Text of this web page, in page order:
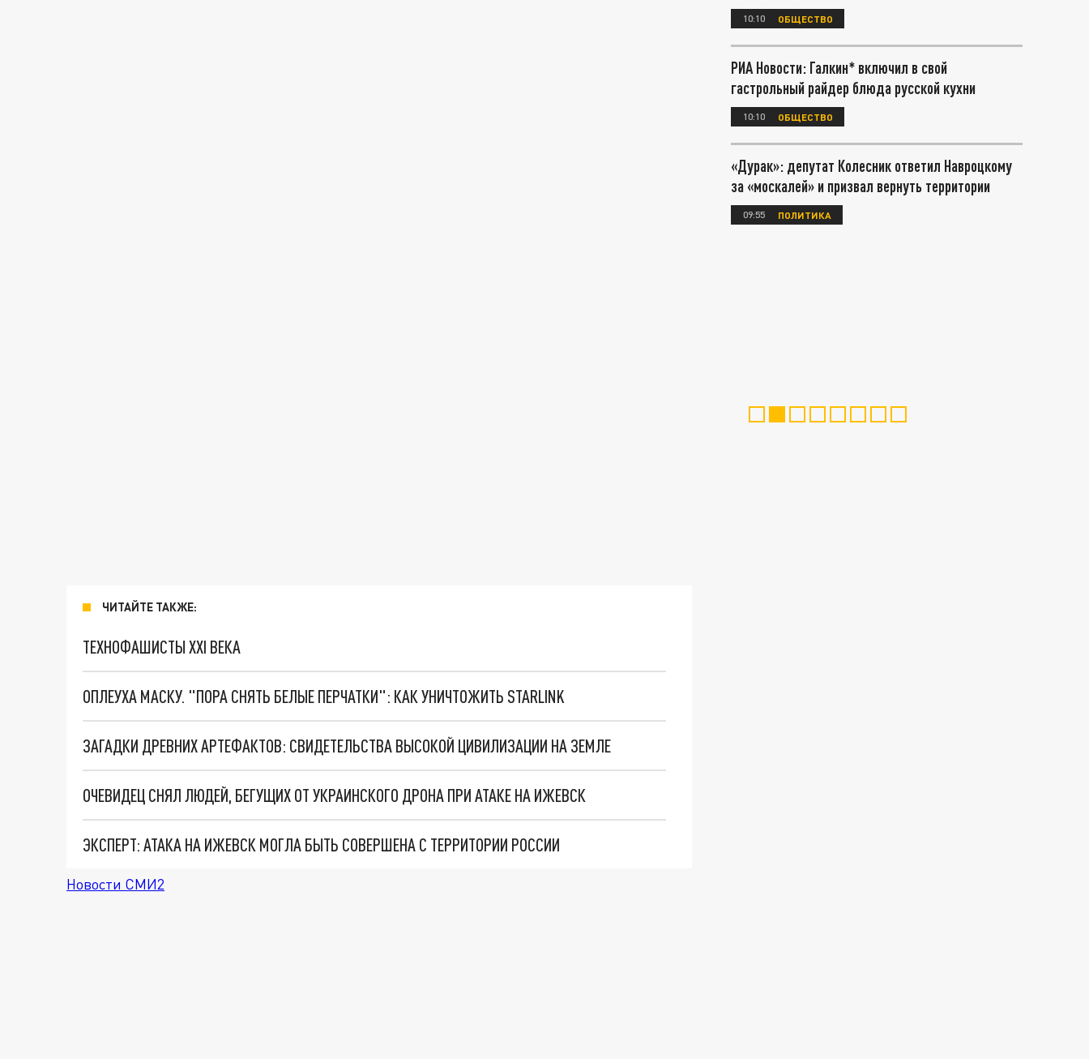
ЧИТАЙТЕ ТАКЖЕ:
ТЕХНОФАШИСТЫ XXI ВЕКА
ОПЛЕУХА МАСКУ. "ПОРА СНЯТЬ БЕЛЫЕ ПЕРЧАТКИ": КАК УНИЧТОЖИТЬ STARLINK
ЗАГАДКИ ДРЕВНИХ АРТЕФАКТОВ: СВИДЕТЕЛЬСТВА ВЫСОКОЙ ЦИВИЛИЗАЦИИ НА ЗЕМЛЕ
ОЧЕВИДЕЦ СНЯЛ ЛЮДЕЙ, БЕГУЩИХ ОТ УКРАИНСКОГО ДРОНА ПРИ АТАКЕ НА ИЖЕВСК
ЭКСПЕРТ: АТАКА НА ИЖЕВСК МОГЛА БЫТЬ СОВЕРШЕНА С ТЕРРИТОРИИ РОССИИ
Новости СМИ2
10:10 ОБЩЕСТВО
РИА Новости: Галкин* включил в свой
гастрольный райдер блюда русской кухни
10:10 ОБЩЕСТВО
«Дурак»: депутат Колесник ответил Навроцкому
за «москалей» и призвал вернуть территории
09:55 ПОЛИТИКА